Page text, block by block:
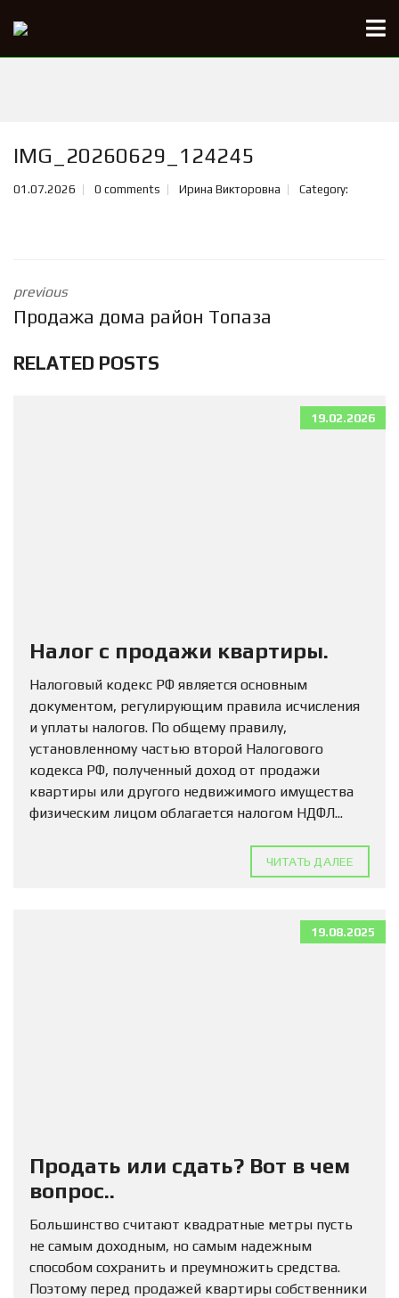
IMG_20260629_124245
01.07.2026 0 comments Ирина Викторовна Category:
previous
Продажа дома район Топаза
RELATED POSTS
19.02.2026
Налог с продажи квартиры.
Налоговый кодекс РФ является основным
документом, регулирующим правила исчисления
и уплаты налогов. По общему правилу,
установленному частью второй Налогового
кодекса РФ, полученный доход от продажи
квартиры или другого недвижимого имущества
физическим лицом облагается налогом НДФЛ...
ЧИТАТЬ ДАЛЕЕ
19.08.2025
Продать или сдать? Вот в чем
вопрос..
Большинство считают квадратные метры пусть
не самым доходным, но самым надежным
способом сохранить и преумножить средства.
Поэтому перед продажей квартиры собственники